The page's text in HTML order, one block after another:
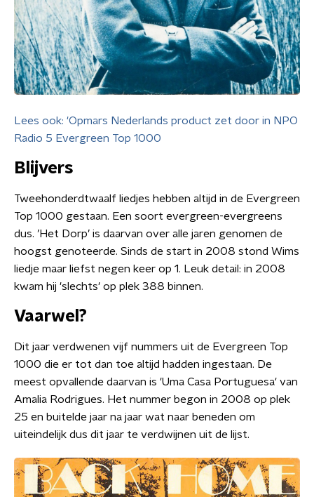
Lees ook: 'Opmars Nederlands product zet door in NPO
Radio 5 Evergreen Top 1000
Blijvers
Tweehonderdtwaalf liedjes hebben altijd in de Evergreen
Top 1000 gestaan. Een soort evergreen-evergreens
dus. ’Het Dorp’ is daarvan over alle jaren genomen de
hoogst genoteerde. Sinds de start in 2008 stond Wims
liedje maar liefst negen keer op 1. Leuk detail: in 2008
kwam hij 'slechts' op plek 388 binnen.
Vaarwel?
Dit jaar verdwenen vijf nummers uit de Evergreen Top
1000 die er tot dan toe altijd hadden ingestaan. De
meest opvallende daarvan is 'Uma Casa Portuguesa' van
Amalia Rodrigues. Het nummer begon in 2008 op plek
25 en buitelde jaar na jaar wat naar beneden om
uiteindelijk dus dit jaar te verdwijnen uit de lijst.